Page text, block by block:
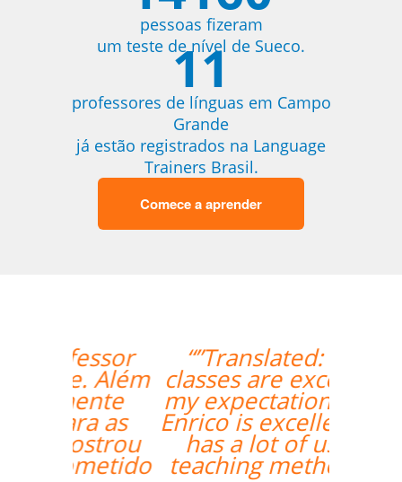
pessoas fizeram
um teste de nível de Sueco.
11
professores de línguas em Campo
Grande
já estão registrados na Language
Trainers Brasil.
Comece a aprender
“”Translated: "The
classes are exceeding
my expectations. Prof
Enrico is excellent and
has a lot of useful
teaching methods."””